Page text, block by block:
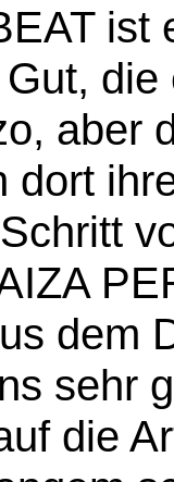
die
aber
dort
dem
sehr
die